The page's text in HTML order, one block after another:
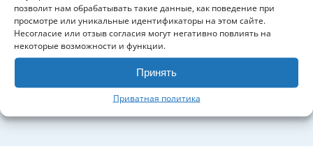
позволит нам обрабатывать такие данные, как поведение при
просмотре или уникальные идентификаторы на этом сайте.
Несогласие или отзыв согласия могут негативно повлиять на
некоторые возможности и функции.
Принять
Приватная политика
Да, отправляйте мне новости и специальные
предложения.
Мы бережно относимся к вашим данным и не передаём их
третьим лицам.
Подписаться